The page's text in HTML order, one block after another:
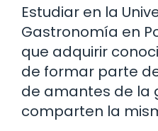
Estudiar en la
Gastronomía en
que adquirir
de formar parte
de amantes de la
comparten la